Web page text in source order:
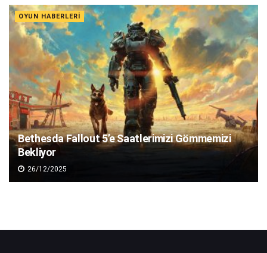
OYUN HABERLERI
Bethesda Fallout 5’e Saatlerimizi Gömmemizi
Bekliyor
26/12/2025